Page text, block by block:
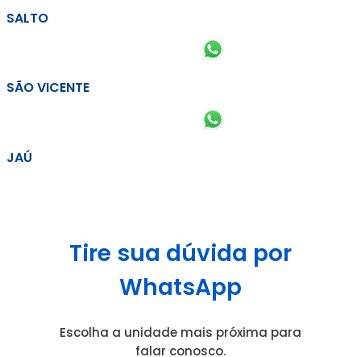
SALTO
SÃO VICENTE
JAÚ
Tire sua dúvida por
WhatsApp
Escolha a unidade mais próxima para
falar conosco.